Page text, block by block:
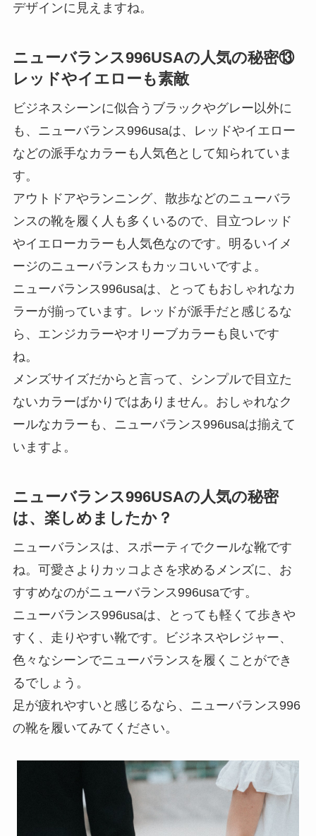
デザインに見えますね。
ニューバランス996USAの人気の秘密⑬
レッドやイエローも素敵
ビジネスシーンに似合うブラックやグレー以外に
も、ニューバランス996usaは、レッドやイエロー
などの派手なカラーも人気色として知られていま
す。
アウトドアやランニング、散歩などのニューバラ
ンスの靴を履く人も多くいるので、目立つレッド
やイエローカラーも人気色なのです。明るいイメ
ージのニューバランスもカッコいいですよ。
ニューバランス996usaは、とってもおしゃれなカ
ラーが揃っています。レッドが派手だと感じるな
ら、エンジカラーやオリーブカラーも良いです
ね。
メンズサイズだからと言って、シンプルで目立た
ないカラーばかりではありません。おしゃれなク
ールなカラーも、ニューバランス996usaは揃えて
いますよ。
ニューバランス996USAの人気の秘密
は、楽しめましたか？
ニューバランスは、スポーティでクールな靴です
ね。可愛さよりカッコよさを求めるメンズに、お
すすめなのがニューバランス996usaです。
ニューバランス996usaは、とっても軽くて歩きや
すく、走りやすい靴です。ビジネスやレジャー、
色々なシーンでニューバランスを履くことができ
るでしょう。
足が疲れやすいと感じるなら、ニューバランス996
の靴を履いてみてください。